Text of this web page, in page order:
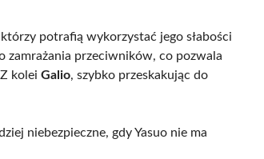
potrafią wykorzystać jego słabości
zamrażania przeciwników, co pozwala
kolei Galio, szybko przeskakując do
niebezpieczne, gdy Yasuo nie ma